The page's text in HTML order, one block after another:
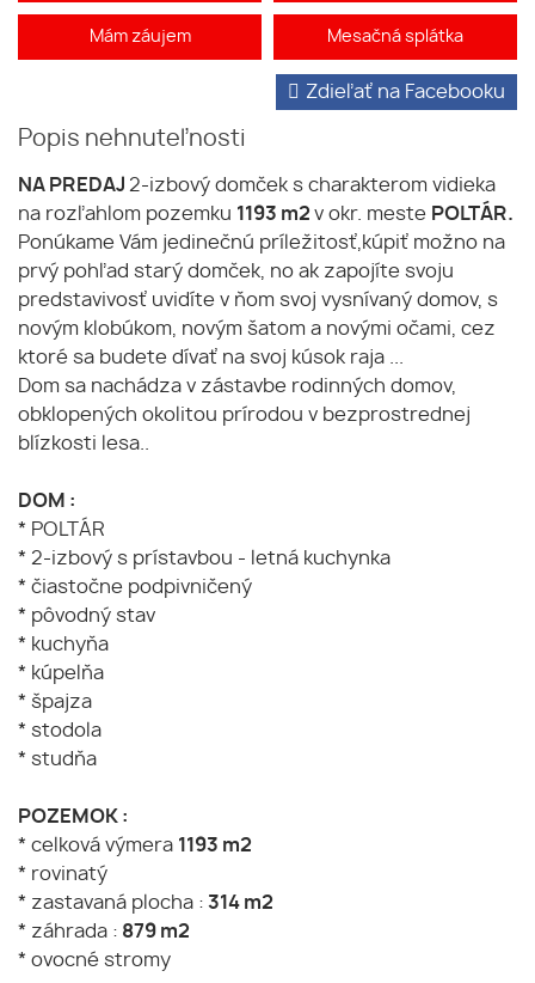
Mám záujem Mesačná splátka
Popis nehnuteľnosti
Zdieľať na Facebooku
NA PREDAJ 2-izbový domček s charakterom vidieka
na rozľahlom pozemku 1193 m2 v okr. meste POLTÁR.
Ponúkame Vám jedinečnú príležitosť,kúpiť možno na
prvý pohľad starý domček, no ak zapojíte svoju
predstavivosť uvidíte v ňom svoj vysnívaný domov, s
novým klobúkom, novým šatom a novými očami, cez
ktoré sa budete dívať na svoj kúsok raja ...
Dom sa nachádza v zástavbe rodinných domov,
obklopených okolitou prírodou v bezprostrednej
blízkosti lesa..
DOM :
* POLTÁR
* 2-izbový s prístavbou - letná kuchynka
* čiastočne podpivničený
* pôvodný stav
* kuchyňa
* kúpelňa
* špajza
* stodola
* studňa
POZEMOK :
* celková výmera 1193 m2
* rovinatý
* zastavaná plocha : 314 m2
* záhrada : 879 m2
* ovocné stromy